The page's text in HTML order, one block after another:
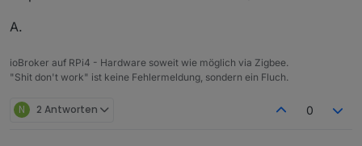
A.
ioBroker auf RPi4 - Hardware soweit wie möglich via Zigbee.
"Shit don't work" ist keine Fehlermeldung, sondern ein Fluch.
N 2 Antworten 0